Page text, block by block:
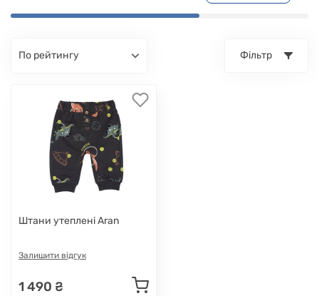
по рейтингу Фільтр
Штани утеплені Aran
Залишити відгук
1 490 ₴